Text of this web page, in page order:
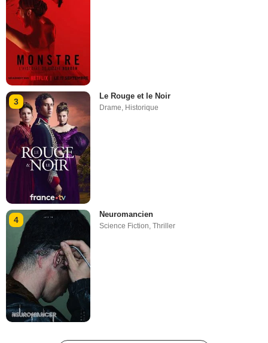
3
Le Rouge et le Noir
Drame Historique
4
Neuromancien
Science Fiction,Thriller